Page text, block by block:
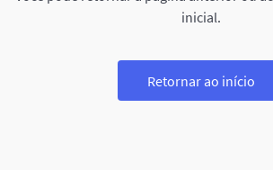
inicial.
Retornar ao início